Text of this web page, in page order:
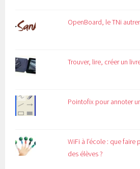
OpenBoard, le TNi
Trouver, lire, créer un
Pointofix pour annoter
WiFi à l’école : que faire
des élèves ?